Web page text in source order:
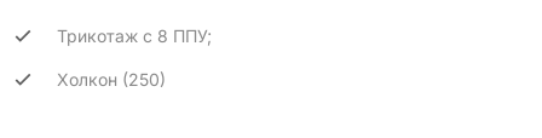
Трикотаж с 8 ППУ;
Холкон (250)